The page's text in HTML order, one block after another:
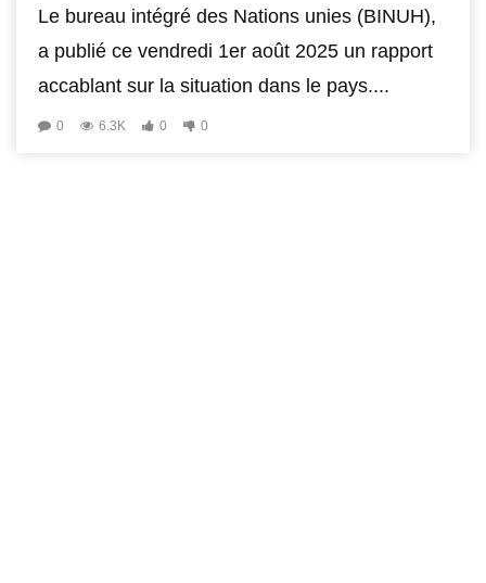
Le bureau intégré des Nations unies (BINUH),
a publié ce vendredi 1er août 2025 un rapport
accablant sur la situation dans le pays....
0 6.3K 0 0